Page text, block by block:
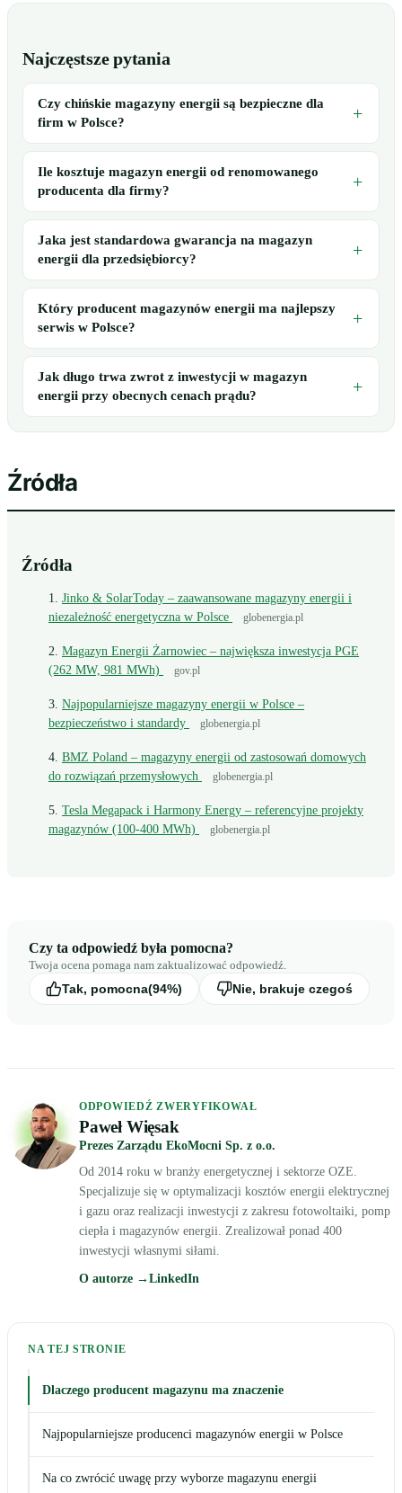
Najczęstsze pytania
Czy chińskie magazyny energii są bezpieczne dla
firm w Polsce?
Ile kosztuje magazyn energii od renomowanego
producenta dla firmy?
Jaka jest standardowa gwarancja na magazyn
energii dla przedsiębiorcy?
Który producent magazynów energii ma najlepszy
serwis w Polsce?
Jak długo trwa zwrot z inwestycji w magazyn
energii przy obecnych cenach prądu?
Źródła
Źródła
Jinko & SolarToday – zaawansowane magazyny energii i
niezależność energetyczna w Polsce
globenergia.pl
Magazyn Energii Żarnowiec – największa inwestycja PGE
(262 MW, 981 MWh)
gov.pl
Najpopularniejsze magazyny energii w Polsce –
bezpieczeństwo i standardy
globenergia.pl
BMZ Poland – magazyny energii od zastosowań domowych
do rozwiązań przemysłowych
globenergia.pl
Tesla Megapack i Harmony Energy – referencyjne projekty
magazynów (100-400 MWh)
globenergia.pl
Czy ta odpowiedź była pomocna?
Twoja ocena pomaga nam zaktualizować odpowiedź.
Tak, pomocna(94%) Nie, brakuje czegoś
ODPOWIEDŹ ZWERYFIKOWAŁ
Paweł Więsak
Prezes Zarządu EkoMocni Sp. z o.o.
Od 2014 roku w branży energetycznej i sektorze OZE.
Specjalizuje się w optymalizacji kosztów energii elektrycznej
i gazu oraz realizacji inwestycji z zakresu fotowoltaiki, pomp
ciepła i magazynów energii. Zrealizował ponad 400
inwestycji własnymi siłami.
O autorze → LinkedIn
NA TEJ STRONIE
Dlaczego producent magazynu ma znaczenie
Najpopularniejsze producenci magazynów energii w Polsce
Na co zwrócić uwagę przy wyborze magazynu energii